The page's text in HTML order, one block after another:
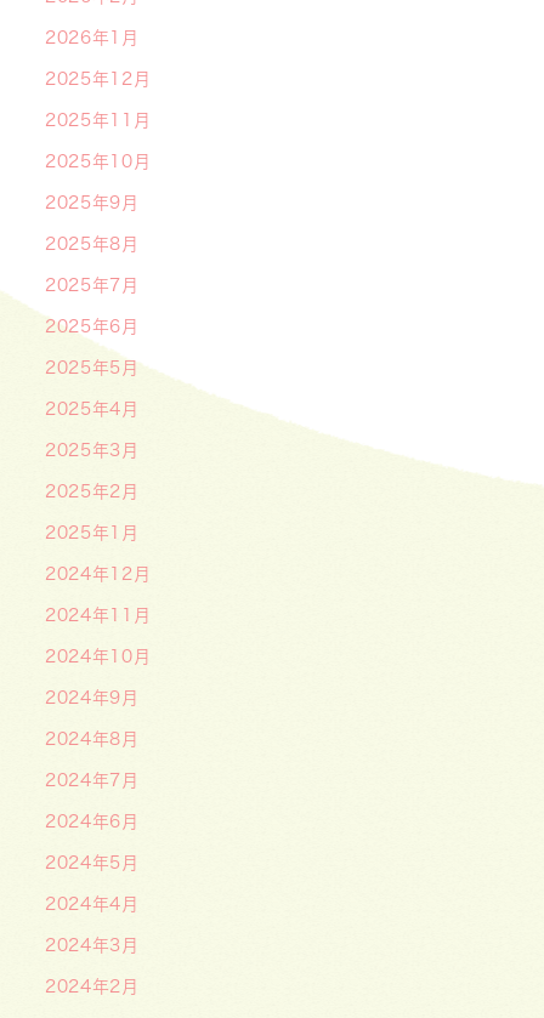
2026年1月
2025年12月
2025年11月
2025年10月
2025年9月
2025年8月
2025年7月
2025年6月
2025年5月
2025年4月
2025年3月
2025年2月
2025年1月
2024年12月
2024年11月
2024年10月
2024年9月
2024年8月
2024年7月
2024年6月
2024年5月
2024年4月
2024年3月
2024年2月